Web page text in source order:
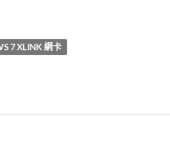
7 XLINK 網卡